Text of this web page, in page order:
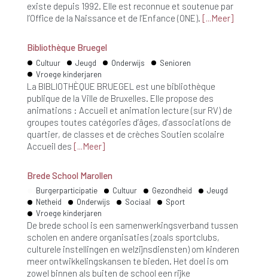
existe depuis 1992. Elle est reconnue et soutenue par
l’Office de la Naissance et de l’Enfance (ONE).
Meer
Bibliothèque Bruegel
Cultuur Jeugd Onderwijs
Senioren
Vroege kinderjaren
La BIBLIOTHÈQUE BRUEGEL est une bibliothèque
publique de la Ville de Bruxelles. Elle propose des
animations : Accueil et animation lecture (sur RV) de
groupes toutes catégories d’âges, d’associations de
quartier, de classes et de crèches Soutien scolaire
Accueil des
Meer
Brede School Marollen
Burgerparticipatie Cultuur Gezondheid
Jeugd
Netheid
Onderwijs Sociaal
Sport
Vroege kinderjaren
De brede school is een samenwerkingsverband tussen
scholen en andere organisaties (zoals sportclubs,
culturele instellingen en welzijnsdiensten) om kinderen
meer ontwikkelingskansen te bieden. Het doel is om
zowel binnen als buiten de school een rijke